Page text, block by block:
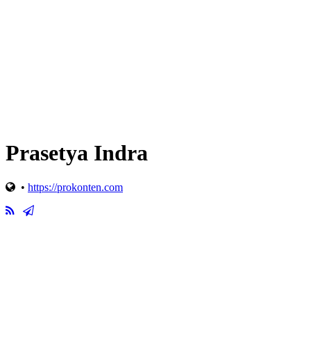
Prasetya Indra
• https://prokonten.com